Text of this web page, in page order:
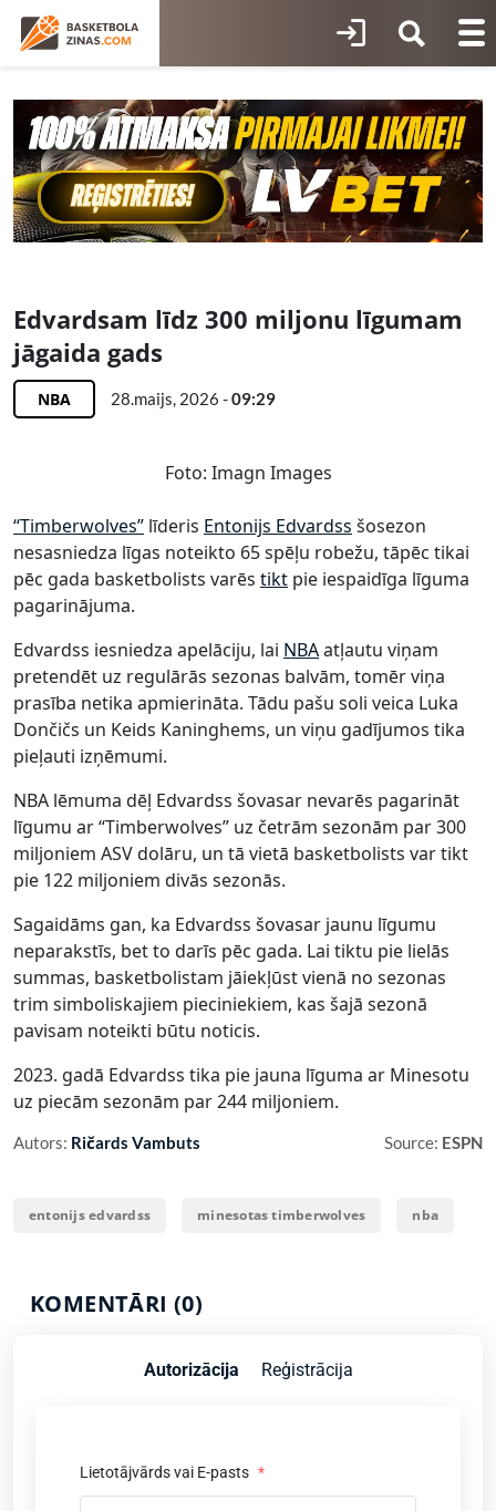
Edvardsam līdz 300 miljonu līgumam
jāgaida gads
NBA 28.maijs, 2026 -09:29
Foto: Imagn Images
“Timberwolves” līderis Entonijs Edvardss šosezon
nesasniedza līgas noteikto 65 spēļu robežu, tāpēc tikai
pēc gada basketbolists varēs tikt pie iespaidīga līguma
pagarinājuma.
Edvardss iesniedza apelāciju, lai NBAatļautu viņam
pretendēt uz regulārās sezonas balvām, tomēr viņa
prasība netika apmierināta. Tādu pašu soli veica Luka
Dončičs un Keids Kaninghems, un viņu gadījumos tika
pieļauti izņēmumi.
NBA lēmuma dēļ Edvardss šovasar nevarēs pagarināt
līgumu ar “Timberwolves” uz četrām sezonām par 300
miljoniem ASV dolāru, un tā vietā basketbolists var tikt
pie 122 miljoniem divās sezonās.
Sagaidāms gan, ka Edvardss šovasar jaunu līgumu
neparakstīs, bet to darīs pēc gada. Lai tiktu pie lielās
summas, basketbolistam jāiekļūst vienā no sezonas
trim simboliskajiem pieciniekiem, kas šajā sezonā
pavisam noteikti būtu noticis.
2023. gadā Edvardss tika pie jauna līguma ar Minesotu
uz piecām sezonām par 244 miljoniem.
Autors: Ričards Vambuts Source: ESPN
entonijs edvardss minesotas timberwolves nba
KOMENTĀRI (0)
Autorizācija Reģistrācija
Lietotājvārds vai E-pasts *